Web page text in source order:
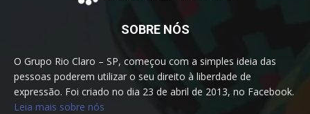
SOBRE NÓS
O Grupo Rio Claro – SP, começou com a simples ideia das
pessoas poderem utilizar o seu direito à liberdade de
expressão. Foi criado no dia 23 de abril de 2013, no Facebook.
Leia mais sobre nós